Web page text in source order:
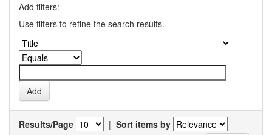
Add filters:
Use filters to refine the search results.
Results/Page | Sort items by